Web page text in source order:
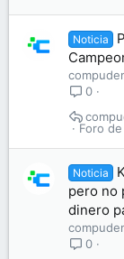
Noticia
0
Foro
Noticia
pero no
dinero
0